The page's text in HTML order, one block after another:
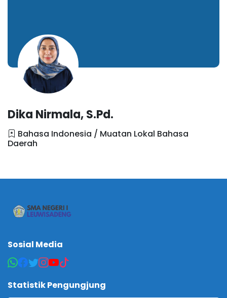
Dika Nirmala, S.Pd.
Bahasa Indonesia / Muatan Lokal Bahasa
Daerah
Sosial Media
Statistik Pengungjung